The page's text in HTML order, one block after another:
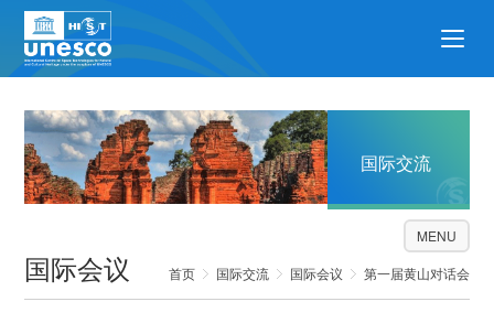
国际交流
国际会议 首页 国际交流 国际会议 第一届黄山对话会
MENU